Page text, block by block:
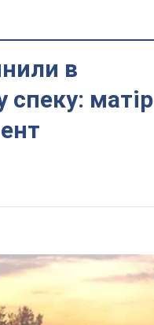
в
спеку: матір